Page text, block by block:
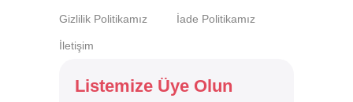
Gizlilik Politikamız
İletişim
İade Politikamız
Listemize Üye Olun